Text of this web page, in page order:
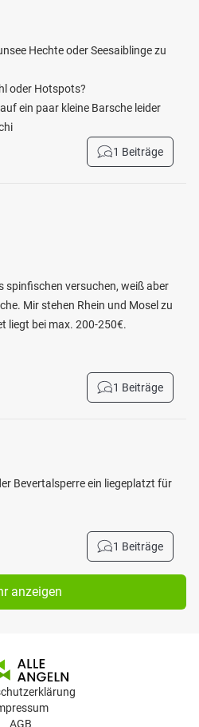
Hechte oder Seesaiblinge zu
oder Hotspots?
ein paar kleine Barsche leider
1 Beiträge
spinfischen versuchen, weiß aber
Mir stehen Rhein und Mosel zu
liegt bei max. 200-250€.
1 Beiträge
Bevertalsperre ein liegeplatzt für
1 Beiträge
anzeigen
AGB